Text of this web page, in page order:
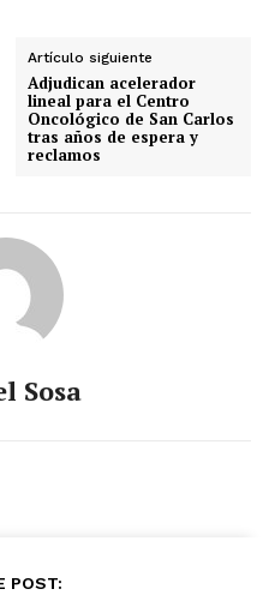
Artículo siguiente
Adjudican acelerador
lineal para el Centro
Oncológico de San Carlos
tras años de espera y
reclamos
Sosa
POST: